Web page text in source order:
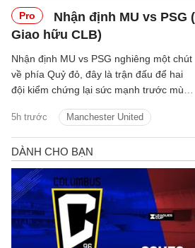
Pro
Nhận định MU vs PSG
Giao hữu CLB)
5h trước Manchester United
Nhận định MU vs PSG nghiêng một chút
về phía Quỷ đỏ, đây là trận đấu để hai
đội kiểm chứng lại sức mạnh trước mùa